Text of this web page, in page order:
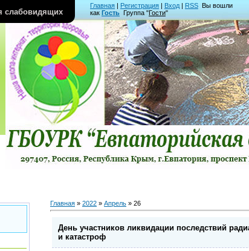
слабовидящих
Главная | Регистрация | Вход | RSS Вы вошли
как Гость Группа "Гости"
Главная » 2022 » Апрель » 26
День участников ликвидации последствий
и катастроф